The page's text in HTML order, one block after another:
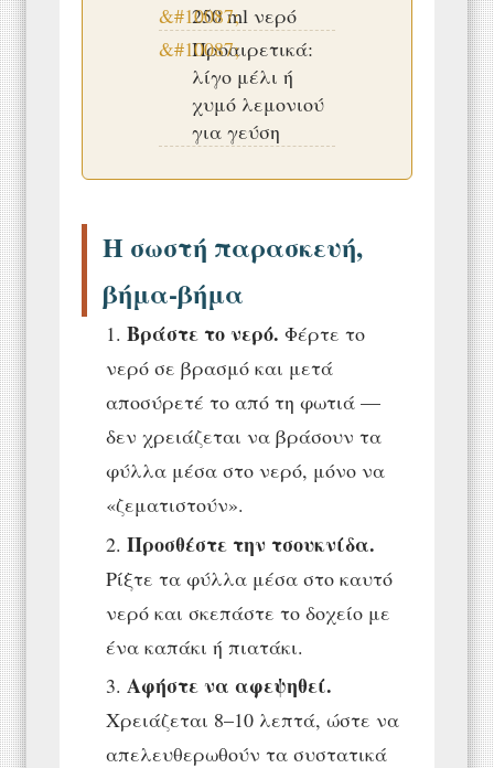
250 ml νερό
Προαιρετικά:
λίγο μέλι ή
χυμό λεμονιού
για γεύση
Η σωστή παρασκευή,
βήμα-βήμα
Βράστε το νερό. Φέρτε το
νερό σε βρασμό και μετά
αποσύρετέ το από τη φωτιά —
δεν χρειάζεται να βράσουν τα
φύλλα μέσα στο νερό, μόνο να
«ζεματιστούν».
Προσθέστε την τσουκνίδα.
Ρίξτε τα φύλλα μέσα στο καυτό
νερό και σκεπάστε το δοχείο με
ένα καπάκι ή πιατάκι.
Αφήστε να αφεψηθεί.
Χρειάζεται 8–10 λεπτά, ώστε να
απελευθερωθούν τα συστατικά